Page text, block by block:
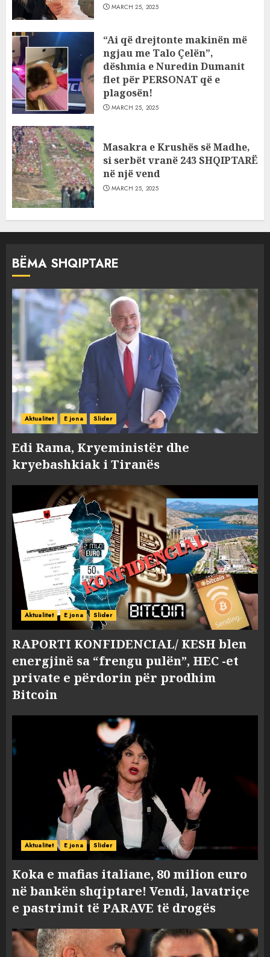
MARCH 25, 2025
“Ai që drejtonte makinën më
ngjau me Talo Çelën”,
dëshmia e Nuredin Dumanit
flet për PERSONAT që e
plagosën!
MARCH 25, 2025
Masakra e Krushës së Madhe,
si serbët vranë 243 SHQIPTARË
në një vend
MARCH 25, 2025
BËMA SHQIPTARE
Aktualitet E jona Slider
Edi Rama, Kryeministër dhe
kryebashkiak i Tiranës
Aktualitet E jona Slider
RAPORTI KONFIDENCIAL/ KESH blen
energjinë sa “frengu pulën”, HEC -et
private e përdorin për prodhim
Bitcoin
Aktualitet E jona Slider
Koka e mafias italiane, 80 milion euro
në bankën shqiptare! Vendi, lavatriçe
e pastrimit të PARAVE të drogës